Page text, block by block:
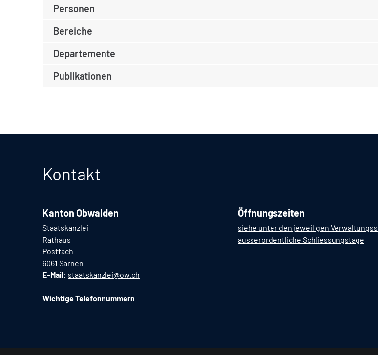
Personen
Bereiche
Departemente
Publikationen
Kontakt
Kanton Obwalden
Staatskanzlei
Rathaus
Postfach
6061 Sarnen
E-Mail: staatskanzlei@ow.ch
Wichtige Telefonnummern
Öffnungszeiten
siehe unter den jeweiligen
ausserordentliche Schliessungstage